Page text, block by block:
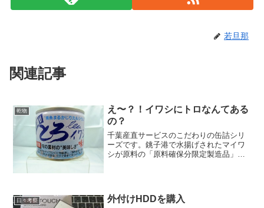
若旦那
関連記事
乾物
え〜？！イワシにトロなんてある
の？
千葉産直サービスのこだわりの缶詰シリ
ーズです。銚子港で水揚げされたマイワ
シが原料の「原料確保分限定製造品」で
缶詰です。喜界島の粗糖...
日々考察 外付けHDDを購入